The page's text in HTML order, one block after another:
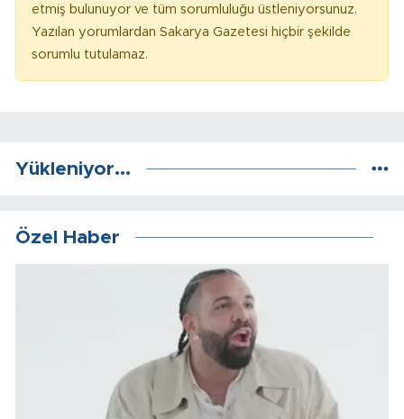
etmiş bulunuyor ve tüm sorumluluğu üstleniyorsunuz.
Yazılan yorumlardan Sakarya Gazetesi hiçbir şekilde
sorumlu tutulamaz.
Yükleniyor...
Özel Haber